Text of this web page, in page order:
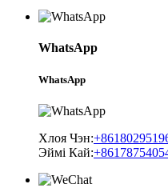
WhatsApp
WhatsApp
Хлоя Чэн:
Эймі Кай: